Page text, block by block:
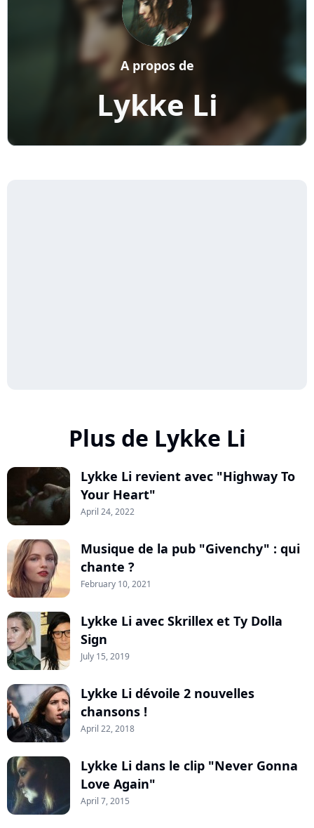
Lykke Li
A propos de
Plus de Lykke Li
Lykke Li revient avec "Highway To
Your Heart"
April 24, 2022
Musique de la pub "Givenchy" : qui
chante ?
February 10, 2021
Lykke Li avec Skrillex et Ty Dolla
Sign
July 15, 2019
Lykke Li dévoile 2 nouvelles
chansons !
April 22, 2018
Lykke Li dans le clip "Never Gonna
Love Again"
April 7, 2015